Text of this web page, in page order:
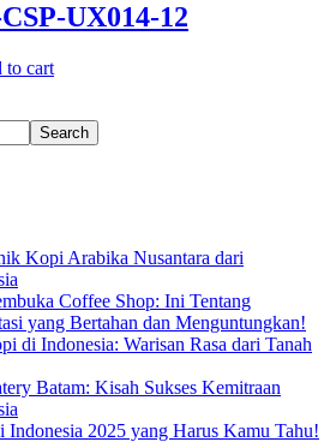
UX014-12
to cart
Search
Kopi Arabika Nusantara dari
Coffee Shop: Ini Tentang
yang Bertahan dan Menguntungkan!
di Indonesia: Warisan Rasa dari Tanah
Batam: Kisah Sukses Kemitraan
2025 yang Harus Kamu Tahu!